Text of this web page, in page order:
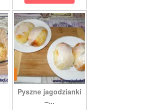
Pyszne jagodzianki
–...